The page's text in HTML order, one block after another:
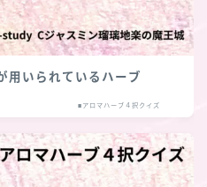
用いられているハーブ
■アロマハーブ４択クイズ